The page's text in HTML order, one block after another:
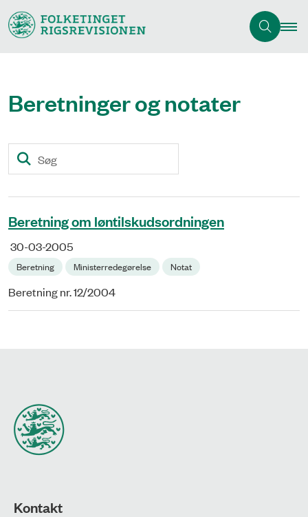
Beretninger og notater
Beretning om løntilskudsordningen
30-03-2005
Beretning Ministerredegørelse Notat
Beretning nr. 12/2004
Kontakt